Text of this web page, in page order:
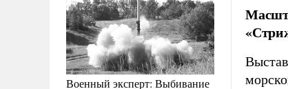
Военный эксперт: Выбивание